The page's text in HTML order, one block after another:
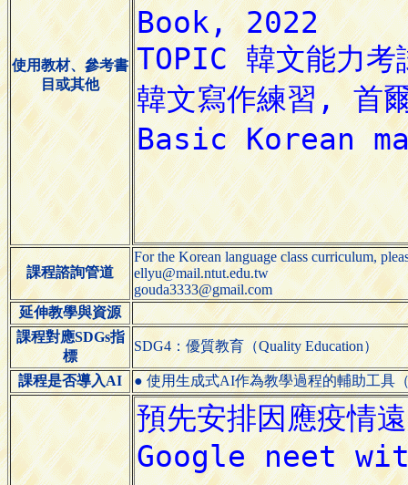
使用教材、參考書
目或其他
課程諮詢管道
For the Korean language class curriculum,
ellyu@mail.ntut.edu.tw
gouda3333@gmail.com
延伸教學與資源
課程對應SDGs指
標
SDG4：優質教育（Quality Education）
課程是否導入AI ● 使用生成式AI作為教學過程的輔助工具（